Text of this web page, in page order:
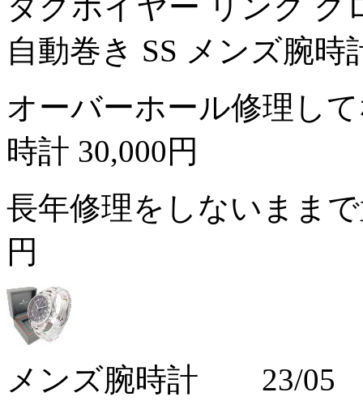
自動巻き SS メンズ腕時
オーバーホール修理し
時計 30,000円
長年修理をしないまま
円
メンズ腕時計 23/05